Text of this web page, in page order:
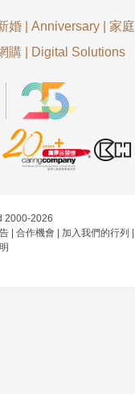
婚| Anniversary| 家庭
購| Digital Solutions
2000-2026
| 合作機會 | 加入我們的行列 |